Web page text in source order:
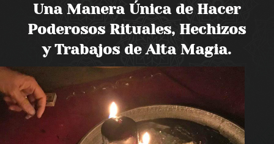
Una Manera Única de Hacer
Poderosos Rituales, Hechizos
y Trabajos de Alta Magia.